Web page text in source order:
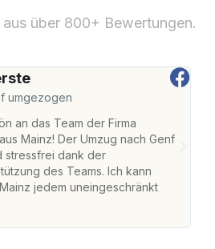
aus über 800+ Bewertungen.
umgezogen
an das Team der Firma
Mainz! Der Umzug nach Genf
stressfrei dank der
des Teams. Ich kann
jedem uneingeschränkt